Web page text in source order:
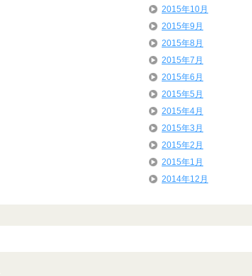
2015年10月
2015年9月
2015年8月
2015年7月
2015年6月
2015年5月
2015年4月
2015年3月
2015年2月
2015年1月
2014年12月